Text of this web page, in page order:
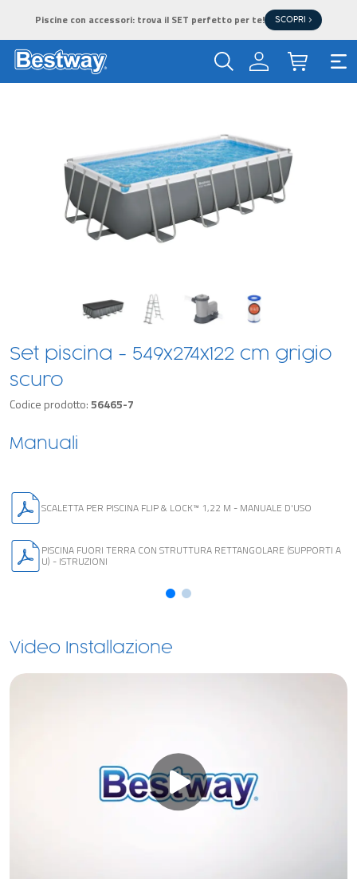
Piscine con accessori: trova il SET perfetto per te! SCOPRI >
Set piscina - 549x274x122 cm grigio
scuro
Codice prodotto:56465-7
Manuali
SCALETTA PER PISCINA FLIP & LOCK™ 1,22 M - MANUALE D'USO
PISCINA FUORI TERRA CON STRUTTURA RETTANGOLARE (SUPPORTI A
U) - ISTRUZIONI
Video Installazione